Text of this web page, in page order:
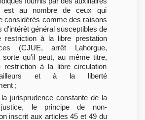
est au nombre de ceux qui
considérés comme des raisons
d'intérêt général susceptibles de
restriction à la libre prestation
(CJUE, arrêt Lahorgue,
sorte qu'il peut, au même titre,
restriction à la libre circulation
et à la liberté
;
jurisprudence constante de la
le principe de non-
inscrit aux articles 45 et 49 du